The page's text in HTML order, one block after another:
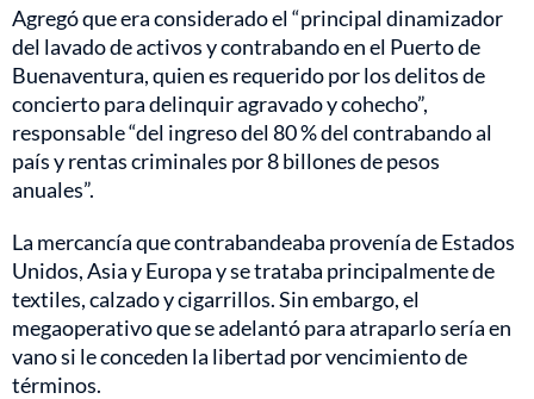
Agregó que era considerado el “principal dinamizador
del lavado de activos y contrabando en el Puerto de
Buenaventura, quien es requerido por los delitos de
concierto para delinquir agravado y cohecho”,
responsable “del ingreso del 80 % del contrabando al
país y rentas criminales por 8 billones de pesos
anuales”.
La mercancía que contrabandeaba provenía de Estados
Unidos, Asia y Europa y se trataba principalmente de
textiles, calzado y cigarrillos. Sin embargo, el
megaoperativo que se adelantó para atraparlo sería en
vano si le conceden la libertad por vencimiento de
términos.